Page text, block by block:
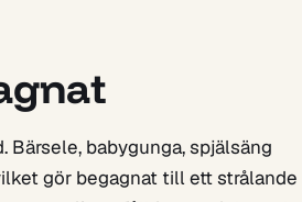
Bärsele, babygunga, spjälsäng
gör begagnat till ett strålande